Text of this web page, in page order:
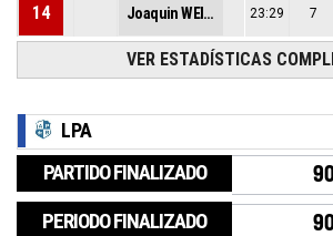
14 Joaquin WEIMANN 23:29 7
VER ESTADÍSTICAS
LPA
PARTIDO FINALIZADO
PERIODO FINALIZADO